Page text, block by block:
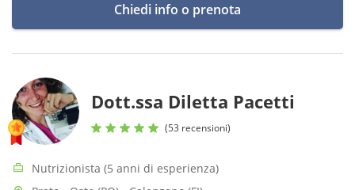
Chiedi info o prenota
Dott.ssa Diletta Pacetti
(53 recensioni)
Nutrizionista (5 anni di esperienza)